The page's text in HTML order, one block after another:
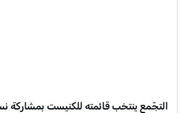
التجّمع ينتخب قائمته للكنيست بمشاركة